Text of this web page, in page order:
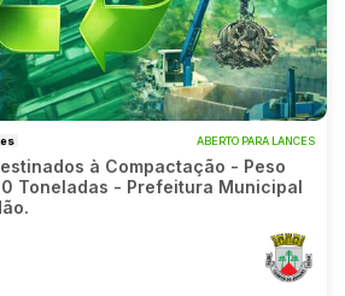
ABERTO PARA LANCES
à Compactação - Peso
Toneladas - Prefeitura Municipal